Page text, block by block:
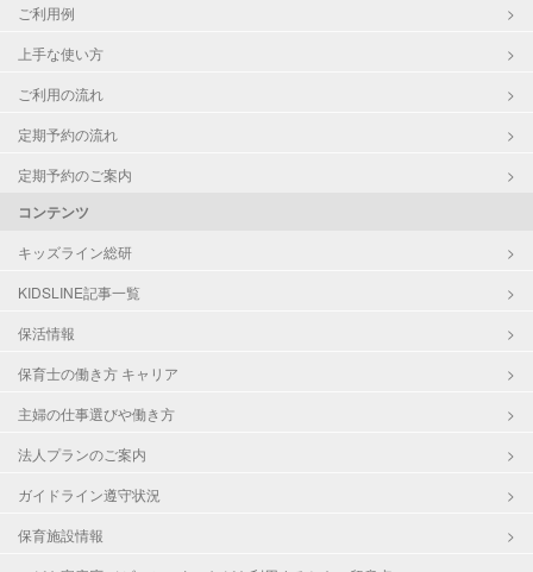
ご利用例
上手な使い方
ご利用の流れ
定期予約の流れ
定期予約のご案内
コンテンツ
キッズライン総研
KIDSLINE記事一覧
保活情報
保育士の働き方 キャリア
主婦の仕事選びや働き方
法人プランのご案内
ガイドライン遵守状況
保育施設情報